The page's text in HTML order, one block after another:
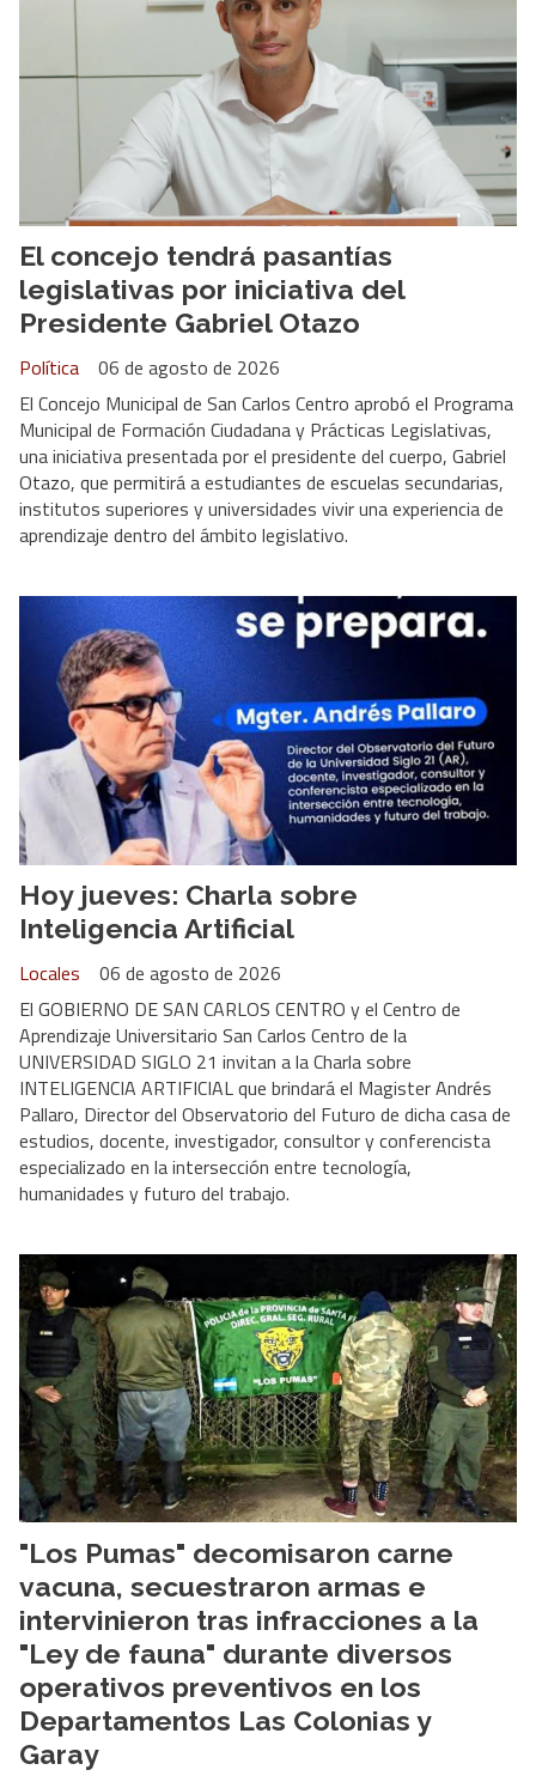
El concejo tendrá pasantías
legislativas por iniciativa del
Presidente Gabriel Otazo
Política
06 de agosto de 2026
El Concejo Municipal de San Carlos Centro aprobó el Programa
Municipal de Formación Ciudadana y Prácticas Legislativas,
una iniciativa presentada por el presidente del cuerpo, Gabriel
Otazo, que permitirá a estudiantes de escuelas secundarias,
institutos superiores y universidades vivir una experiencia de
aprendizaje dentro del ámbito legislativo.
Hoy jueves: Charla sobre
Inteligencia Artificial
Locales
06 de agosto de 2026
El GOBIERNO DE SAN CARLOS CENTRO y el Centro de
Aprendizaje Universitario San Carlos Centro de la
UNIVERSIDAD SIGLO 21 invitan a la Charla sobre
INTELIGENCIA ARTIFICIAL que brindará el Magister Andrés
Pallaro, Director del Observatorio del Futuro de dicha casa de
estudios, docente, investigador, consultor y conferencista
especializado en la intersección entre tecnología,
humanidades y futuro del trabajo.
"Los Pumas" decomisaron carne
vacuna, secuestraron armas e
intervinieron tras infracciones a la
"Ley de fauna" durante diversos
operativos preventivos en los
Departamentos Las Colonias y
Garay